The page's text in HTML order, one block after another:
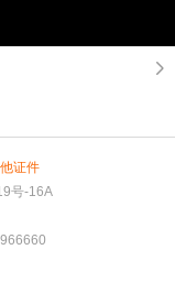
证件
号-16A